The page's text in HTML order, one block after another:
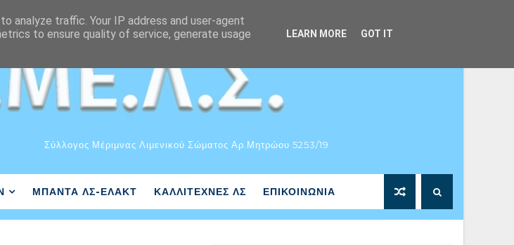
Σύλλογος Μέριμνας Λιμενικού Σώματος Αρ.Μητρώου 5253/19
ΜΠΑΝΤΑ ΛΣ-ΕΛΑΚΤ ΚΑΛΛΙΤΕΧΝΕΣ ΛΣ ΕΠΙΚΟΙΝΩΝΙΑ
analyze traffic. Your IP address and user-agent
to ensure quality of service, generate usage
LEARN MORE GOT IT